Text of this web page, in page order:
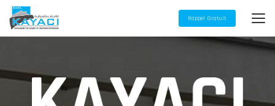
Aller
contenu
principal
Rappel Gratuit